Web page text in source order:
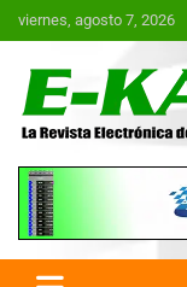
Saltar
al
viernes, agosto 7, 2026
E-
Argentina